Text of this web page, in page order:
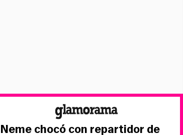
Neme chocó con repartidor de